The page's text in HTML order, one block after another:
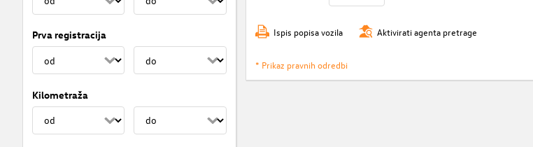
Prva registracija
Kilometraža
Ispis popisa vozila Aktivirati agenta pretrage
* Prikaz pravnih odredbi